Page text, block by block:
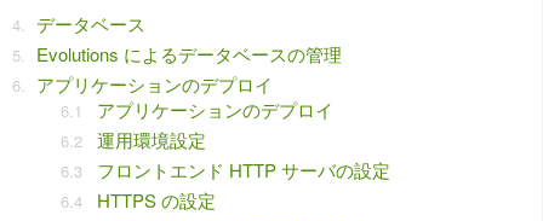
データベース
Evolutions によるデータベースの管理
アプリケーションのデプロイ
アプリケーションのデプロイ
運用環境設定
フロントエンド HTTP サーバの設定
HTTPS の設定